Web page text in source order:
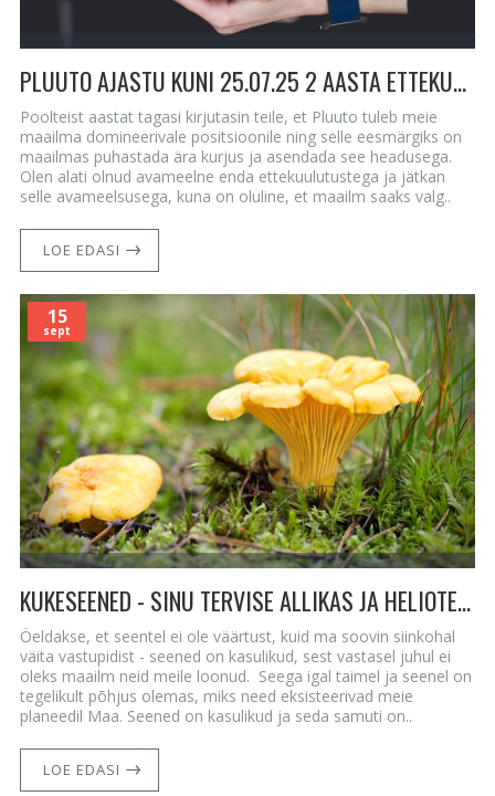
PLUUTO AJASTU KUNI 25.07.25 2 AASTA ETTEKUULUTUS
Poolteist aastat tagasi kirjutasin teile, et Pluuto tuleb meie
maailma domineerivale positsioonile ning selle eesmärgiks on
maailmas puhastada ära kurjus ja asendada see headusega.
Olen alati olnud avameelne enda ettekuulutustega ja jätkan
selle avameelsusega, kuna on oluline, et maailm saaks valg..
LOE EDASI
15
sept
KUKESEENED - SINU TERVISE ALLIKAS JA HELIOTERAAPIA ENERGIA EDENDAJA
Öeldakse, et seentel ei ole väärtust, kuid ma soovin siinkohal
väita vastupidist - seened on kasulikud, sest vastasel juhul ei
oleks maailm neid meile loonud. Seega igal taimel ja seenel on
tegelikult põhjus olemas, miks need eksisteerivad meie
planeedil Maa. Seened on kasulikud ja seda samuti on..
LOE EDASI